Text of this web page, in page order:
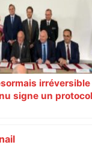
irréversible
signe un